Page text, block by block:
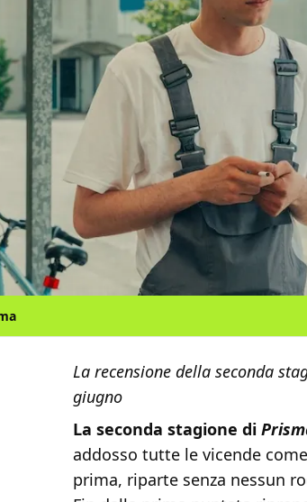
La recensione della seconda
giugno
La seconda stagione di
addosso tutte le vicende
prima, riparte senza nessun